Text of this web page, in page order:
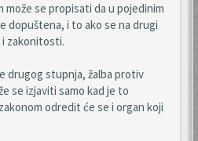
može se propisati da u pojedinim
dopuštena, i to ako se na drugi
i zakonitosti.
drugog stupnja, žalba protiv
se izjaviti samo kad je to
odredit će se i organ koji